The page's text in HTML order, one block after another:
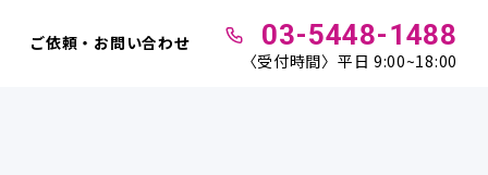
ご依頼・お問い合わせ 03-5448-1488
〈受付時間〉平日 9:00~18:00